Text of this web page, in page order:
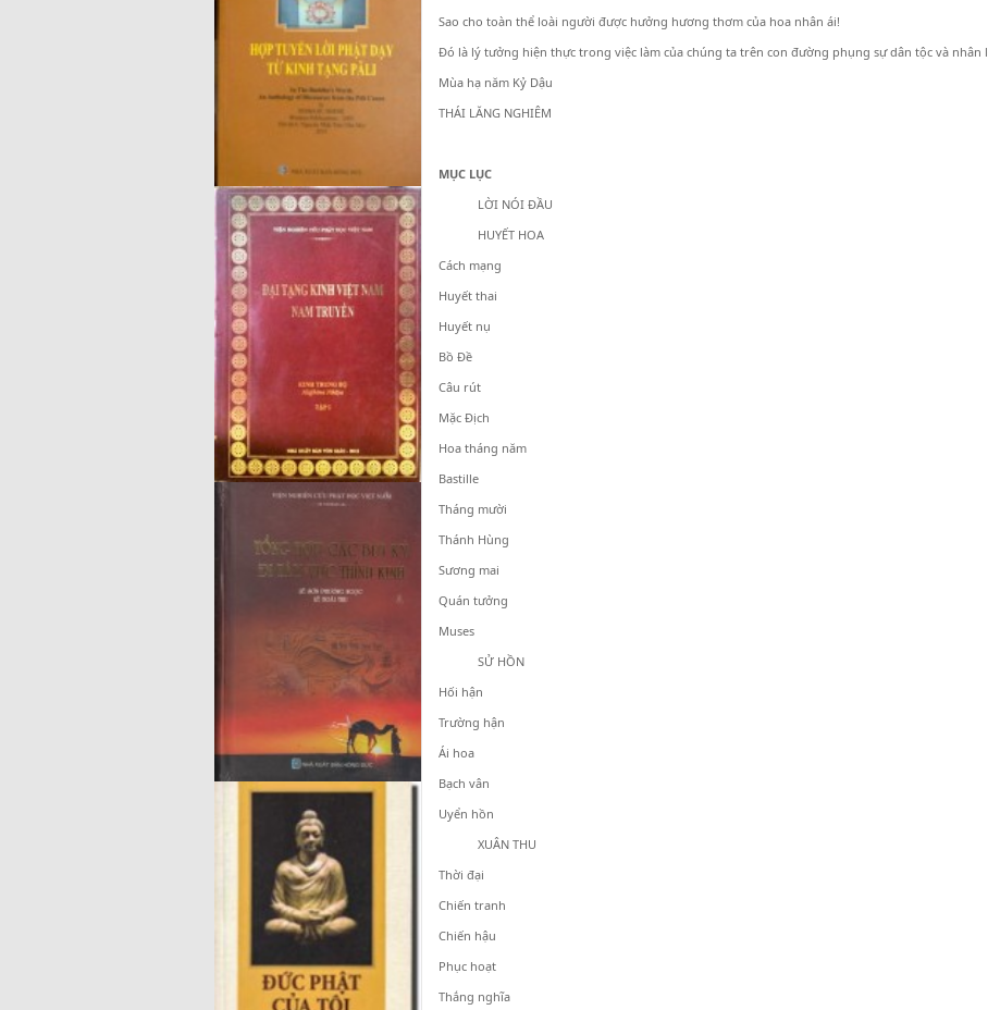
Sao cho toàn thể loài người được hưởng hương thơm của hoa nhân ái!
Đó là lý tưởng hiện thực trong việc làm của chúng ta trên con đường phụng sự dân tộc và nhân
Mùa hạ năm Kỷ Dậu
THÁI LĂNG NGHIÊM
MỤC LỤC
LỜI NÓI ĐẦU
HUYẾT HOA
Cách mạng
Huyết thai
Huyết nụ
Bồ Đề
Câu rút
Mặc Địch
Hoa tháng năm
Bastille
Tháng mười
Thánh Hùng
Sương mai
Quán tưởng
Muses
SỬ HỒN
Hối hận
Trường hận
Ái hoa
Bạch vân
Uyển hồn
XUÂN THU
Thời đại
Chiến tranh
Chiến hậu
Phục hoạt
Thắng nghĩa